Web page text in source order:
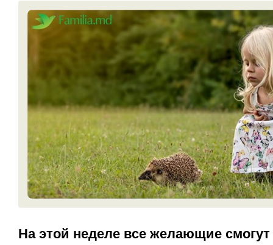
На этой неделе все желающие